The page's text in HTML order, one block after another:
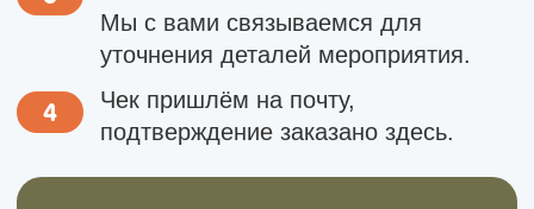
Групповые выезды на заказ
Можем провести для вас: